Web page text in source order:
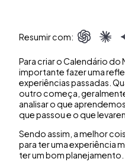
Resumir com:
Para criar o Calendário do
importante fazer uma
experiências passadas.
outro começa,
analisar o que
que passou e o que
Sendo assim, a melhor
para ter uma experiência
ter um bom planejamento.